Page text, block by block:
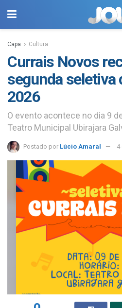
Capa Cultura
Currais Novos
segunda seletiva
2026
O evento acontece no dia 9
Teatro Municipal Ubirajara
Postado por Lúcio Amaral 4